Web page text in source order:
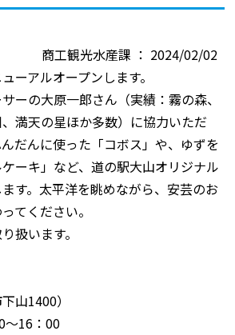
商工観光水産課 ： 2024/02/02
ーアルオープンします。
ーの大原一郎さん（実績：霧の森、
満天の星ほか多数）に協力いただ
だんに使った「コボス」や、ゆずを
ーキ」など、道の駅大山オリジナル
す。太平洋を眺めながら、安芸のお
てください。
扱います。
山1400）
～16：00